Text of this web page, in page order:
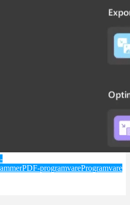
PDF-programvareProgramvare